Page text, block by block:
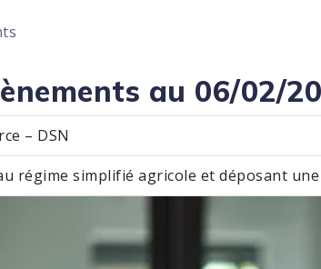
au 06/02/
– DSN
régime simplifié agricole et déposant